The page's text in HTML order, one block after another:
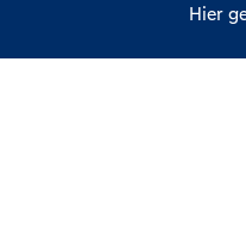
Hier